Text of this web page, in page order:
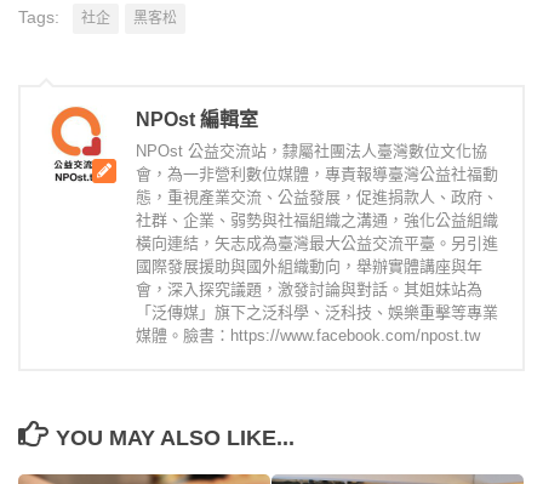
Tags: 社企 黑客松
NPOst 編輯室
NPOst 公益交流站，隸屬社團法人臺灣數位文化協
會，為一非營利數位媒體，專責報導臺灣公益社福動
態，重視產業交流、公益發展，促進捐款人、政府、
社群、企業、弱勢與社福組織之溝通，強化公益組織
橫向連結，矢志成為臺灣最大公益交流平臺。另引進
國際發展援助與國外組織動向，舉辦實體講座與年
會，深入探究議題，激發討論與對話。其姐妹站為
「泛傳媒」旗下之泛科學、泛科技、娛樂重擊等專業
媒體。臉書：https://www.facebook.com/npost.tw
YOU MAY ALSO LIKE...